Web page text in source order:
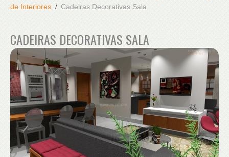
de Interiores
Cadeiras Decorativas Sala
CADEIRAS DECORATIVAS SALA